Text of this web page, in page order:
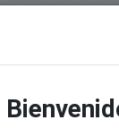
Y Medio